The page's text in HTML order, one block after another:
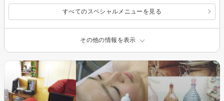
すべてのスペシャルメニューを見る
その他の情報を表示